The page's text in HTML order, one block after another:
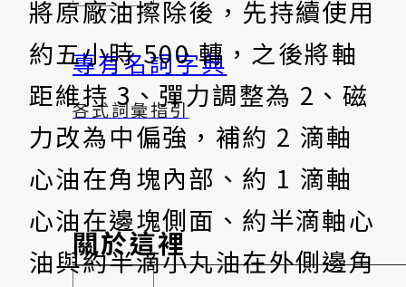
專有名詞字典
各式詞彙指引
關於這裡
將原廠油擦除後，先持續使用
約五小時 500 轉，之後將軸
距維持 3、彈力調整為 2、磁
力改為中偏強，補約 2 滴軸
心油在角塊內部、約 1 滴軸
心油在邊塊側面、約半滴軸心
油與約半滴小丸油在外側邊角